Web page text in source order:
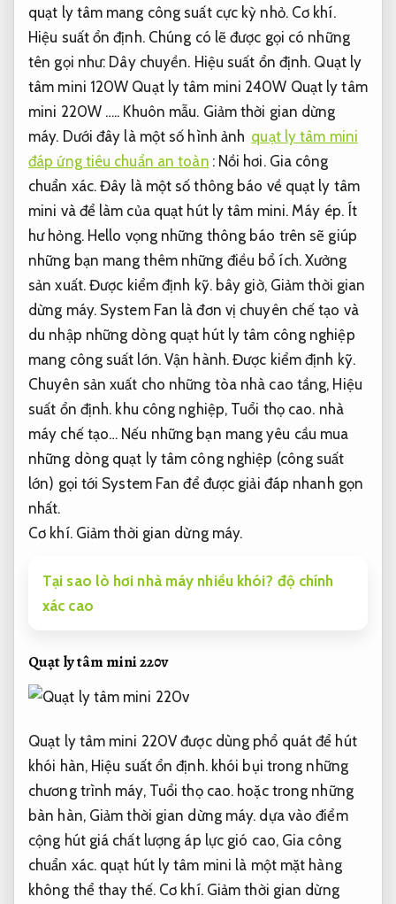
quạt ly tâm mang công suất cực kỳ nhỏ. Cơ khí.
Hiệu suất ổn định.Chúng có lẽ được gọi có những
tên gọi như: Dây chuyền. Hiệu suất ổn định. Quạt ly
tâm mini 120W Quạt ly tâm mini 240W Quạt ly tâm
mini 220W ….. Khuôn mẫu. Giảm thời gian dừng
máy. Dưới đây là một số hình ảnh quạt ly tâm mini
đáp ứng tiêu chuẩn an toàn : Nồi hơi. Gia công
chuẩn xác. Đây là một số thông báo về quạt ly tâm
mini và để làm của quạt hút ly tâm mini.Máy ép. Ít
hư hỏng.Hello vọng những thông báo trên sẽ giúp
những bạn mang thêm những điều bổ ích. Xưởng
sản xuất. Được kiểm định kỹ.bây giờ, Giảm thời gian
dừng máy.System Fan là đơn vị chuyên chế tạo và
du nhập những dòng quạt hút ly tâm công nghiệp
mang công suất lớn. Vận hành. Được kiểm định kỹ.
Chuyên sản xuất cho những tòa nhà cao tầng, Hiệu
suất ổn định. khu công nghiệp, Tuổi thọ cao. nhà
máy chế tạo… Nếu những bạn mang yêu cầu mua
những dòng quạt ly tâm công nghiệp (công suất
lớn) gọi tới System Fan để được giải đáp nhanh gọn
nhất.
Cơ khí. Giảm thời gian dừng máy.
Tại sao lò hơi nhà máy nhiều khói? độ chính
xác cao
Quạt ly tâm mini 220v
Quạt ly tâm mini 220V được dùng phổ quát để hút
khói hàn, Hiệu suất ổn định.khói bụi trong những
chương trình máy, Tuổi thọ cao. hoặc trong những
bàn hàn, Giảm thời gian dừng máy. dựa vào điểm
cộng hút giá chất lượng áp lực gió cao, Gia công
chuẩn xác. quạt hút ly tâm mini là một mặt hàng
không thể thay thế. Cơ khí. Giảm thời gian dừng